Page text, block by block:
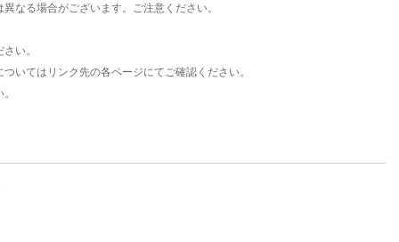
なる場合がございます。ご注意ください。
い。
いてはリンク先の各ページにてご確認ください。